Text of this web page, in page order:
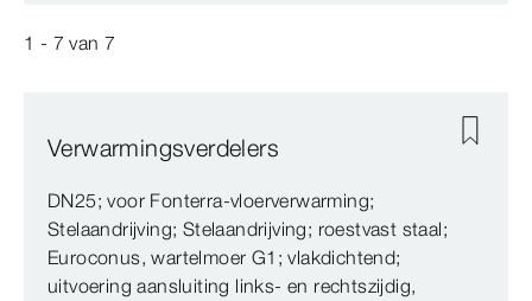
1 - 7 van 7
Verwarmingsverdelers
DN25; voor Fonterra-vloerverwarming;
Stelaandrijving; Stelaandrijving; roestvast staal;
Euroconus, wartelmoer G1; vlakdichtend;
uitvoering aansluiting links- en rechtszijdig,